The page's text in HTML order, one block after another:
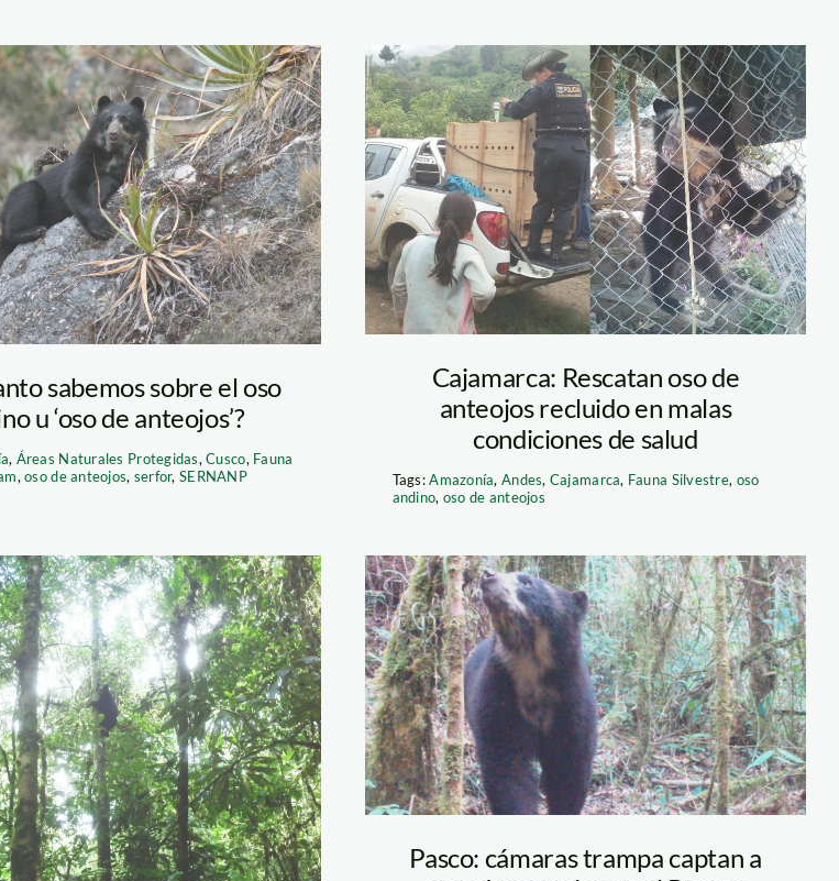
sabemos sobre el oso
u ‘oso de anteojos’?
, Áreas Naturales Protegidas,Cusco, Fauna
,oso de anteojos, serfor, SERNANP
Imprimir
Imprimir
Cajamarca: Rescatan oso de
anteojos recluido en malas
condiciones de salud
Tags:Amazonía, Andes, Cajamarca, Fauna Silvestre, oso
andino, oso de anteojos
anteojos-
oso-de-anteojos
—yanachaga-
chemillen—
sernanp
Pasco: cámaras trampa captan a